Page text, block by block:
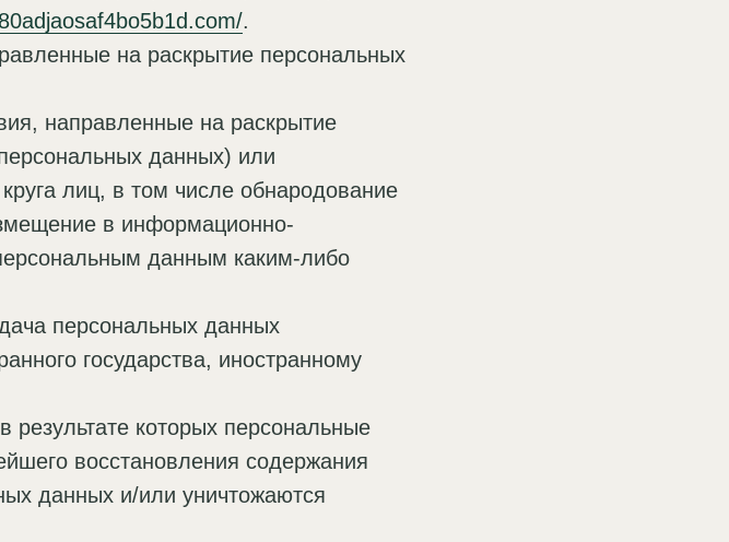
.
на раскрытие персональных
направленные на раскрытие
данных) или
лиц, в том числе обнародование
в информационно-
данным каким-либо
персональных данных
государства, иностранному
которых персональные
восстановления содержания
данных и/или уничтожаются